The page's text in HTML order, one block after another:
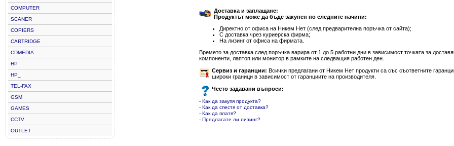
COMPUTER
SCANER
COPIERS
CARTRIDGE
CDMEDIA
HP
HP_
TEL-FAX
GSM
GAMES
CCTV
OUTLET
Доставка и заплащане:
Продуктът може да бъде закупен по следните начини:
Директно от офиса на Никем Нет (след предварителна поръчка от сайта);
С доставка чрез куриерска фирма;
На лизинг от офиса на фирмата.
Времето за доставка след поръчка варира от 1 до 5 работни дни в зависимост точката за
компоненти, лаптоп или монитор в рамките на следващия работен ден.
Сервиз и гаранции: Всички предлагани от Никем Нет продукти са със съответните
широки граници в зависимост от гаранциите на производителя.
Често задавани въпроси:
- Как да закупя продукта?
- Как да спестя от доставка?
- Как да платя?
- Предлагате ли лизинг?